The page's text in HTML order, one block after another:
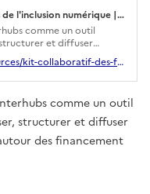
Bases du numérique d’intérêt général
comme un outil
et diffuser
des financement de
de rendre visible
publics comme privés, et
simplement explorer
chacun peut
https://lesbases.anct.gouv.fr/ressources/kit-collaboratif-des-financements-de-l-inclusion-numerique
comme un outil
structurer et diffuser
des financement